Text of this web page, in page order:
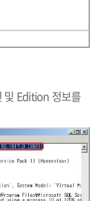
및 Edition 정보를